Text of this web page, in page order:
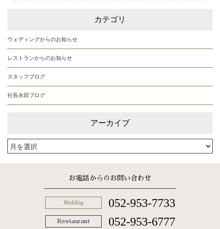
カテゴリ
ウェディングからのお知らせ
レストランからのお知らせ
スタッフブログ
社長永田ブログ
アーカイブ
お電話からのお問い合わせ
Wedding 052-953-7733
Restaurant 052-953-6777